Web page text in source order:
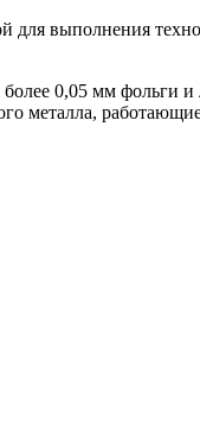
для выполнения
0,05 мм фольги
металла,